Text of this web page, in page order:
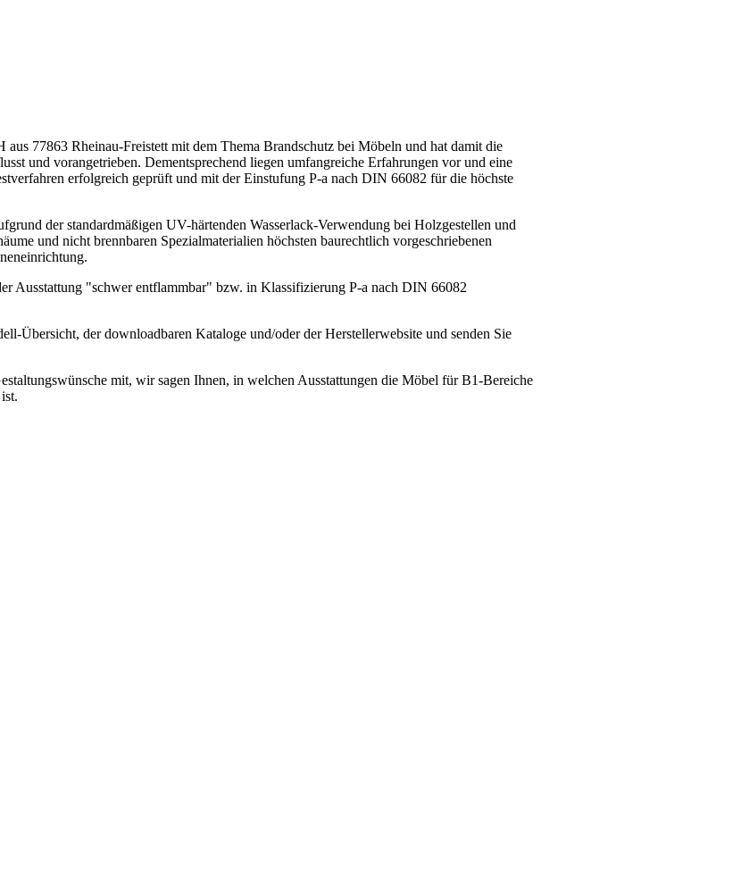
aus 77863 Rheinau-Freistett mit dem Thema Brandschutz bei Möbeln und hat damit die
und vorangetrieben. Dementsprechend liegen umfangreiche Erfahrungen vor und eine
erfolgreich geprüft und mit der Einstufung P-a nach DIN 66082 für die höchste
der standardmäßigen UV-härtenden Wasserlack-Verwendung bei Holzgestellen und
und nicht brennbaren Spezialmaterialien höchsten baurechtlich vorgeschriebenen
Ausstattung "schwer entflammbar" bzw. in Klassifizierung P-a nach DIN 66082
Übersicht, der downloadbaren Kataloge und/oder der Herstellerwebsite und senden Sie
mit, wir sagen Ihnen, in welchen Ausstattungen die Möbel für B1-Bereiche